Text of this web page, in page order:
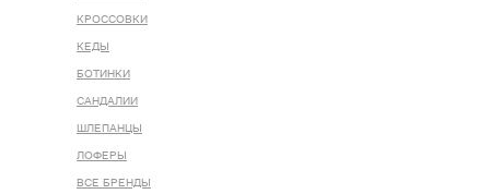
КРОССОВКИ
КЕДЫ
БОТИНКИ
САНДАЛИИ
ШЛЕПАНЦЫ
ЛОФЕРЫ
ВСЕ БРЕНДЫ